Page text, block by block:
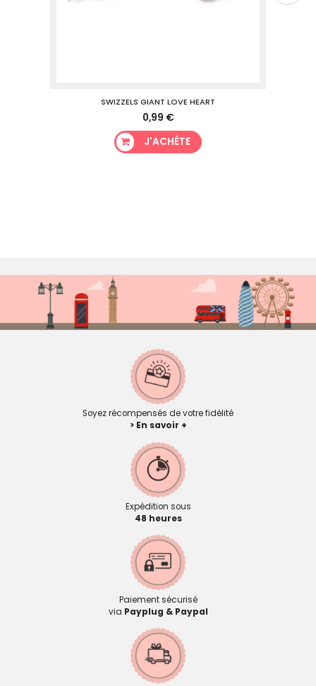
SWIZZELS GIANT LOVE HEART
0,99 €
J'ACHÈTE
Soyez récompensés de votre fidélité
> En savoir +
Expédition sous
48 heures
Paiement sécurisé
via Payplug & Paypal